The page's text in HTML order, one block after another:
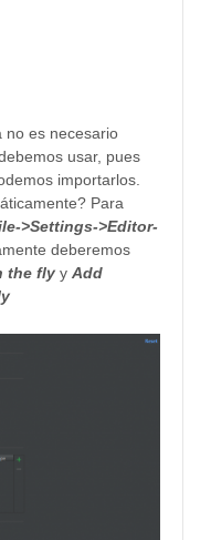
no es necesario
usar, pues
importarlos.
Para
>Settings->Editor-
deberemos
the fly y Add